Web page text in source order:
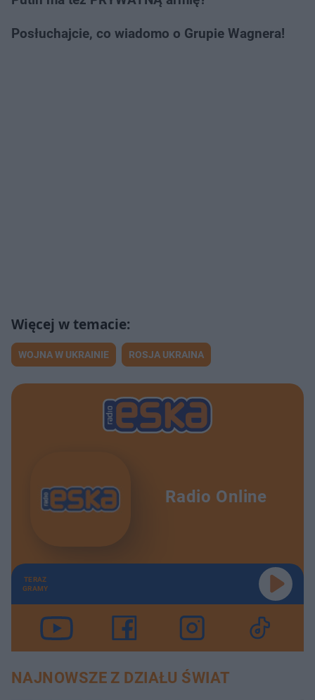
Posłuchajcie, co wiadomo o Grupie Wagnera!
WOJNA W UKRAINIE ROSJA UKRAINA
Radio Online
TERAZ
GRAMY
NAJNOWSZE Z DZIAŁU ŚWIAT